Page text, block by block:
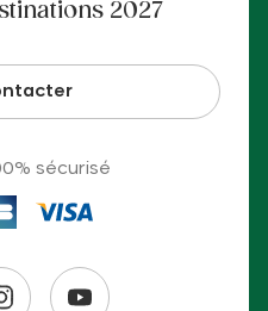
2027
sécurisé